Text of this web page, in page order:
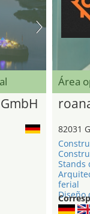
Área
82031
Stands
ferial
Diseño